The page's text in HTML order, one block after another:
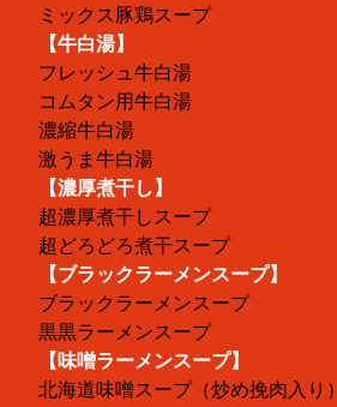
ミックス豚鶏スープ
【牛白湯】
フレッシュ牛白湯
コムタン用牛白湯
濃縮牛白湯
激うま牛白湯
【濃厚煮干し】
超濃厚煮干しスープ
超どろどろ煮干スープ
【ブラックラーメンスープ】
ブラックラーメンスープ
黒黒ラーメンスープ
【味噌ラーメンスープ】
北海道味噌スープ（炒め挽肉入り）